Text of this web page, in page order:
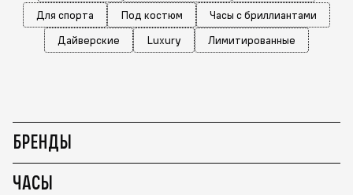
Для спорта
Под костюм
Часы с бриллиантами
Дайверские
Luxury Лимитированные
БРЕНДЫ
ЧАСЫ